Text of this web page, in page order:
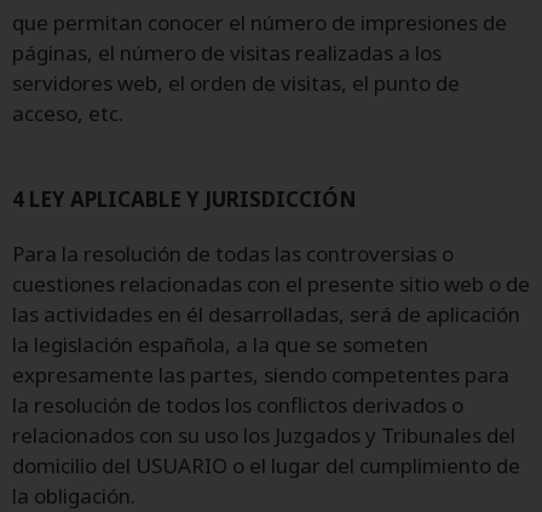
que permitan conocer el número de impresiones de
páginas, el número de visitas realizadas a los
servidores web, el orden de visitas, el punto de
acceso, etc.
4 LEY APLICABLE Y JURISDICCIÓN
Para la resolución de todas las controversias o
cuestiones relacionadas con el presente sitio web o de
las actividades en él desarrolladas, será de aplicación
la legislación española, a la que se someten
expresamente las partes, siendo competentes para
la resolución de todos los conflictos derivados o
relacionados con su uso los Juzgados y Tribunales del
domicilio del USUARIO o el lugar del cumplimiento de
la obligación.